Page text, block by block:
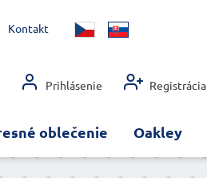
Prihlásenie Registrácia
oblečenie Oakley
Kontakt